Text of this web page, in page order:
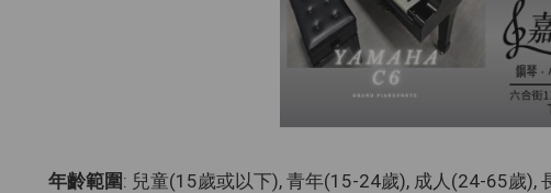
年齡範圍: 兒童(15歲或以下), 青年(15-24歲), 成人(24-65歲),